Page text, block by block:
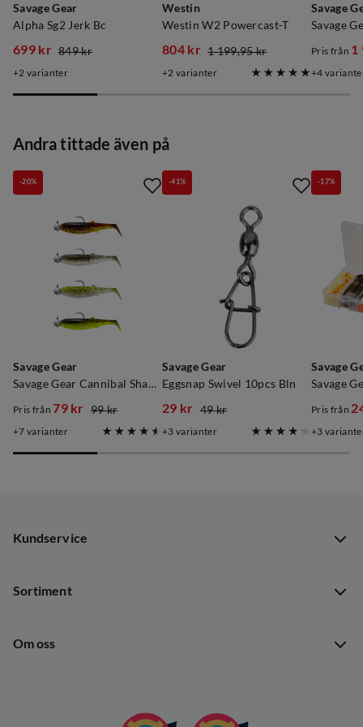
Savage Gear
Alpha Sg2 Jerk Bc
discounted
699 kr
original
849 kr
2 varianter
Westin
Westin W2 Powercast-T
discounted
804 kr
original
1 199,95 kr
2 varianter
Savage
Pris från 1
original
4
Andra tittade även på
Savage Gear
Savage Gear Cannibal Shad Rtf Darkwater Mix
-20%
discounted
Pris från 79 kr
original
99 kr
7 varianter
Savage Gear
Eggsnap Swivel 10pcs Bln
-41%
discounted
29 kr
original
49 kr
3 varianter
Savage
-17%
Pris från
original
3
Kundservice
Dataskyddspolicy
Sortiment
Om oss